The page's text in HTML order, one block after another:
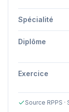
Spécialité
Diplôme
Exercice
Source RPPS